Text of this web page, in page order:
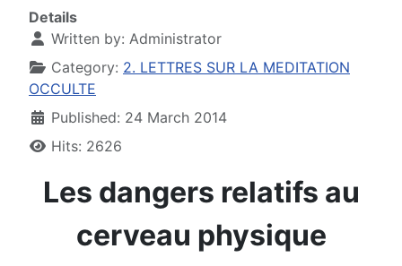
Details
Written by: Administrator
Category: 2. LETTRES SUR LA MEDITATION
OCCULTE
Published: 24 March 2014
Hits: 2626
Les dangers relatifs au
cerveau physique